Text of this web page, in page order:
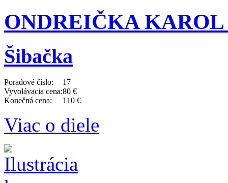
ONDREIČKA KAROL
Šibačka
Poradové číslo:
17
Vyvolávacia cena:80 €
Konečná cena:
110 €
Viac o diele